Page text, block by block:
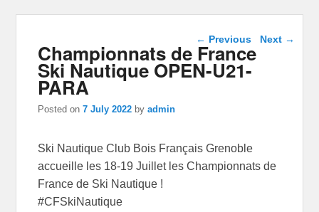
Post navigation
← Previous Next →
Championnats de France
Ski Nautique OPEN-U21-
PARA
Posted on7 July 2022 byadmin
Ski Nautique Club Bois Français Grenoble
accueille les 18-19 Juillet les Championnats de
France de Ski Nautique !
#CFSkiNautique